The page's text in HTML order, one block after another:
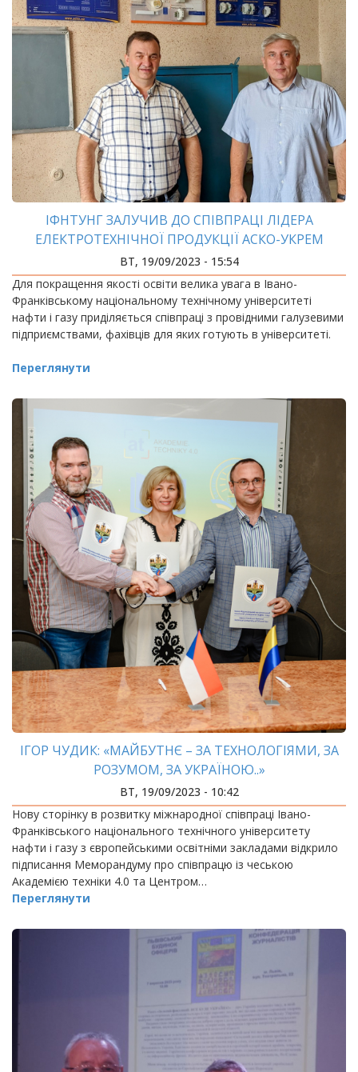
ІФНТУНГ ЗАЛУЧИВ ДО СПІВПРАЦІ ЛІДЕРА
ЕЛЕКТРОТЕХНІЧНОЇ ПРОДУКЦІЇ АСКО-УКРЕМ
ВТ, 19/09/2023 - 15:54
Для покращення якості освіти велика увага в Івано-
Франківському національному технічному університеті
нафти і газу приділяється співпраці з провідними галузевими
підприємствами, фахівців для яких готують в університеті.
Переглянути
ІГОР ЧУДИК: «МАЙБУТНЄ – ЗА ТЕХНОЛОГІЯМИ, ЗА
РОЗУМОМ, ЗА УКРАЇНОЮ..»
ВТ, 19/09/2023 - 10:42
Нову сторінку в розвитку міжнародної співпраці Івано-
Франківського національного технічного університету
нафти і газу з європейськими освітніми закладами відкрило
підписання Меморандуму про співпрацю із чеською
Академією техніки 4.0 та Центром…
Переглянути